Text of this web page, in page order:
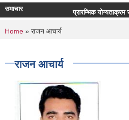
समाचार प्रारम्भिक योग्यताक्रम
You are here
Home » राजन आचार्य
राजन आचार्य